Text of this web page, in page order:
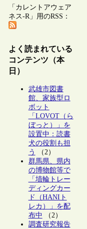
「カレントアウェア
ネス-R」用のRSS：
よく読まれている
コンテンツ（本
日）
武雄市図書
館、家族型ロ
ボット
「LOVOT（ら
ぼっと）」を
設置中：読書
犬の役割も担
う
（2）
群馬県、県内
の博物館等で
「埴輪トレー
ディングカー
ド（HANIト
レカ）」を配
布中 （2）
調査研究報告